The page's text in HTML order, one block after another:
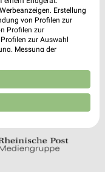
laden
iOS
Erstellung
von Profilen zur
Profilen zur
zur Auswahl
Messung der
Entwicklung und
Daten zur Auswahl
und in die